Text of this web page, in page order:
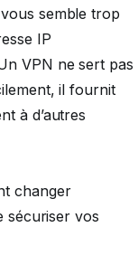
semble trop
IP
VPN ne sert pas
il fournit
à d’autres
changer
sécuriser vos